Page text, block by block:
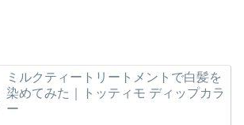
ミルクティートリートメントで白髪を
染めてみた｜トッティモ ディップカラ
ー